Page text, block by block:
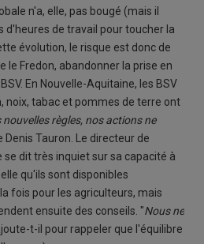
n'a, elle, pas bougé (mais il
d'heures de travail pour toucher la
évolution, le risque est donc de
le Fredon, abandonner la prise en
En Nouvelle-Aquitaine, les BSV
noix, tabac et pommes de terre ont
nouvelles règles, nos actions ne
Denis Tauron. Le directeur de
se dit très inquiet sur sa capacité à
qu'ils sont disponibles
fois pour les agriculteurs, mais
ensuite des conseils. "Nous ne
t-il pour rappeler que l'équilibre